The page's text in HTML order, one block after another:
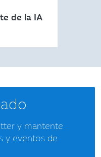
de la IA
y mantente
y eventos de